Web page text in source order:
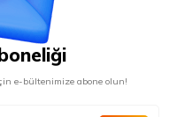
e-bültenimize abone olun!